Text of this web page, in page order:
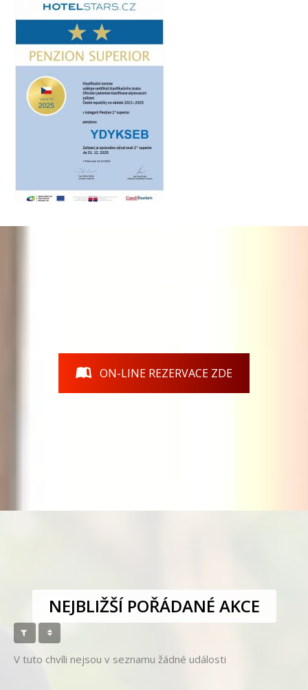
ON-LINE REZERVACE ZDE
NEJBLIŽŠÍ POŘÁDANÉ AKCE
V tuto chvíli nejsou v seznamu žádné události